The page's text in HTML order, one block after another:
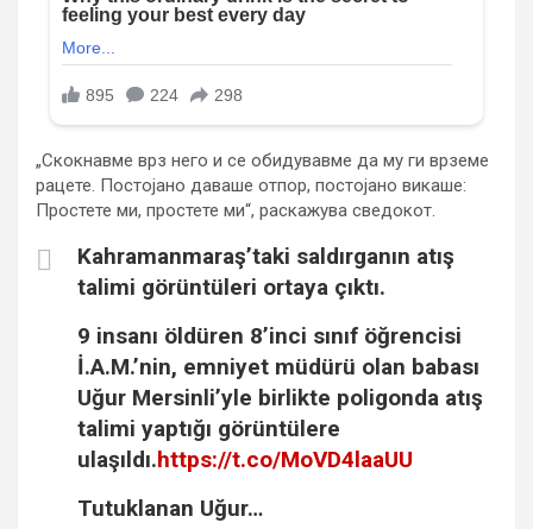
„Скокнавме врз него и се обидувавме да му ги врземе
рацете. Постојано даваше отпор, постојано викаше:
Простете ми, простете ми“, раскажува сведокот.
Kahramanmaraş’taki saldırganın atış
talimi görüntüleri ortaya çıktı.
9 insanı öldüren 8’inci sınıf öğrencisi
İ.A.M.’nin, emniyet müdürü olan babası
Uğur Mersinli’yle birlikte poligonda atış
talimi yaptığı görüntülere
ulaşıldı.https://t.co/MoVD4laaUU
Tutuklanan Uğur…